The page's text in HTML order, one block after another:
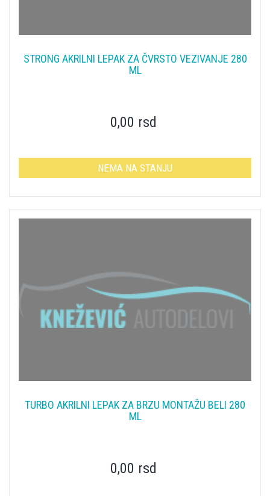
STRONG AKRILNI LEPAK ZA ČVRSTO VEZIVANJE 280
ML
0,00 rsd
NEMA NA STANJU
TURBO AKRILNI LEPAK ZA BRZU MONTAŽU BELI 280
ML
0,00 rsd